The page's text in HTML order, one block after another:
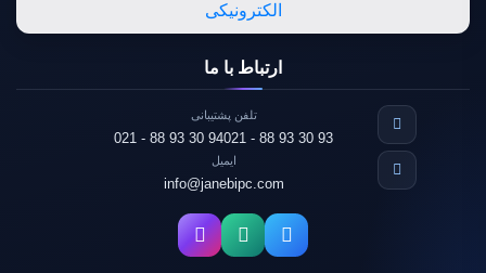
ارتباط با ما
تلفن پشتیبانی
021 - 88 93 30 93
021 - 88 93 30 94
ایمیل
info@janebipc.com